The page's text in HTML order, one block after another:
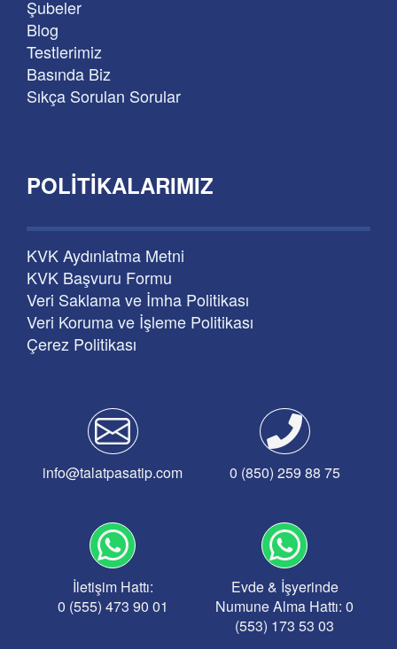
Şubeler
Blog
Testlerimiz
Basında Biz
Sıkça Sorulan Sorular
POLITIKALARIMIZ
KVK Aydınlatma Metni
KVK Başvuru Formu
Veri Saklama ve İmha Politikası
Veri Koruma ve İşleme Politikası
Çerez Politikası
info@talatpasatip.com 0 (850) 259 88 75
İletişim Hattı:
0 (555) 473 90 01
Evde & İşyerinde
Numune Alma Hattı: 0
(553) 173 53 03